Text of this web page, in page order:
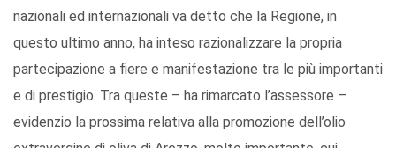
nazionali ed internazionali va detto che la Regione, in
questo ultimo anno, ha inteso razionalizzare la propria
partecipazione a fiere e manifestazione tra le più importanti
e di prestigio. Tra queste – ha rimarcato l’assessore –
evidenzio la prossima relativa alla promozione dell’olio